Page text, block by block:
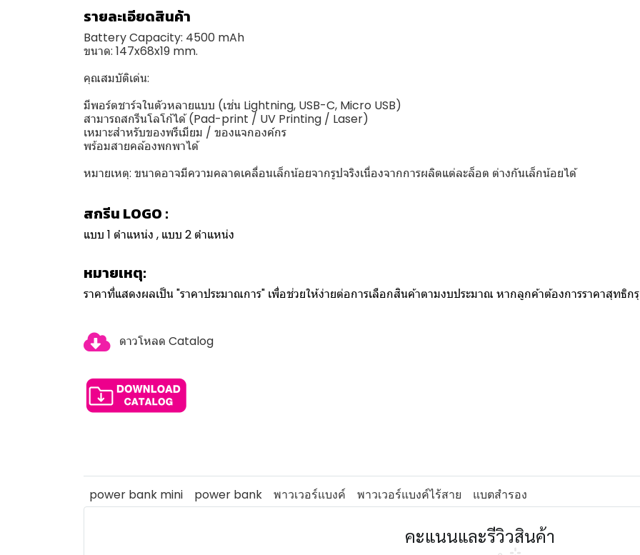
รายละเอียดสินค้า
Battery Capacity: 4500 mAh
ขนาด: 147x68x19 mm.
คุณสมบัติเด่น:
มีพอร์ตชาร์จในตัวหลายแบบ (เช่น Lightning, USB-C, Micro USB)
สามารถสกรีนโลโก้ได้ (Pad-print / UV Printing / Laser)
เหมาะสำหรับของพรีเมียม / ของแจกองค์กร
พร้อมสายคล้องพกพาได้
หมายเหตุ: ขนาดอาจมีความคลาดเคลื่อนเล็กน้อยจากรูปจริงเนื่องจากการผลิตแต่ละล็อต ต่างกันเล็กน้อยได้
สกรีน LOGO :
แบบ 1 ตำแหน่ง , แบบ 2 ตำแหน่ง
หมายเหตุ:
ราคาที่แสดงผลเป็น "ราคาประมาณการ" เพื่อช่วยให้ง่ายต่อการเลือกสินค้าตามงบประมาณ หากลูกค้าต้องการราคาสุทธิ
ดาวโหลด Catalog
power bank mini power bank พาวเวอร์แบงค์ พาวเวอร์แบงค์ไร้สาย แบตสำรอง
คะแนนและรีวิวสินค้า